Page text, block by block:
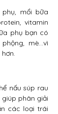
mổi bữa
vitamin
phụ bạn có
mè…vì
nấu súp rau
phân giải
các loại trái